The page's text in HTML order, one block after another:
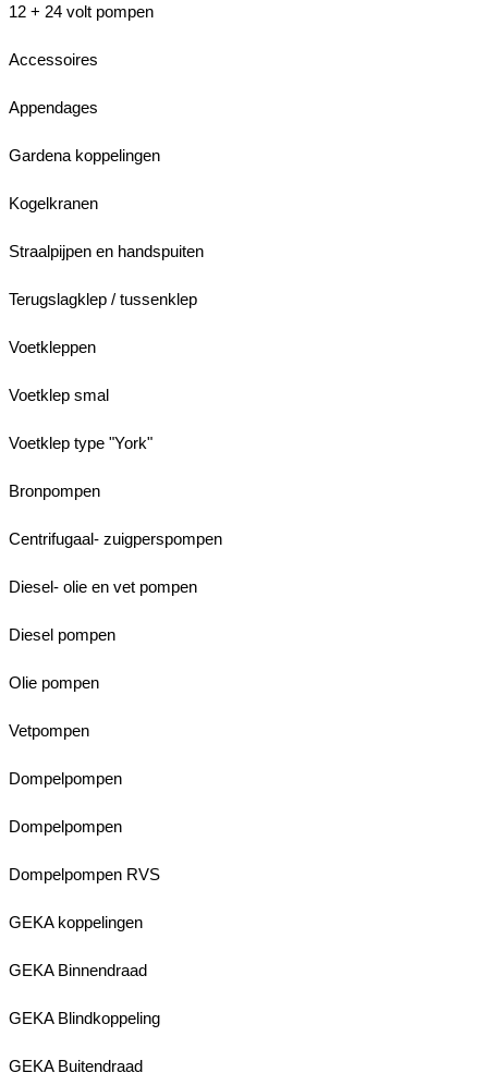
12 + 24 volt pompen
Accessoires
Appendages
Gardena koppelingen
Kogelkranen
Straalpijpen en handspuiten
Terugslagklep / tussenklep
Voetkleppen
Voetklep smal
Voetklep type "York"
Bronpompen
Centrifugaal- zuigperspompen
Diesel- olie en vet pompen
Diesel pompen
Olie pompen
Vetpompen
Dompelpompen
Dompelpompen
Dompelpompen RVS
GEKA koppelingen
GEKA Binnendraad
GEKA Blindkoppeling
GEKA Buitendraad